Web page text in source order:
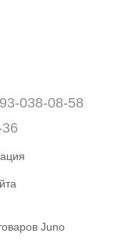
038-08-58
Juno